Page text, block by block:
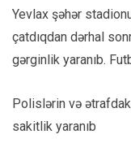
Yevlax şəhər
çatdıqdan dərhal
gərginlik yaranıb.
Polislərin və
sakitlik yaranıb